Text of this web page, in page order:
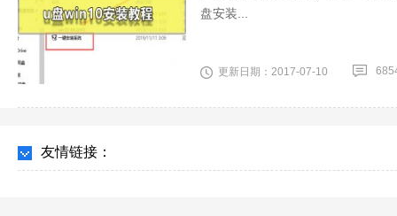
盘安装...
更新日期：2017-07-10
友情链接：